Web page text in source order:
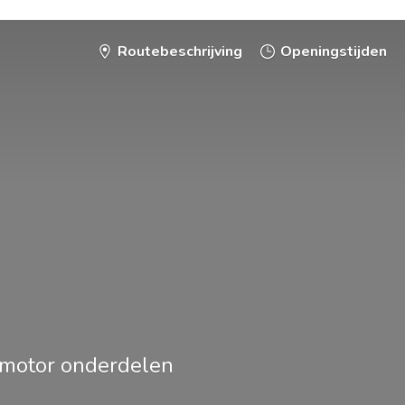
Routebeschrijving Openingstijden
onderdelen